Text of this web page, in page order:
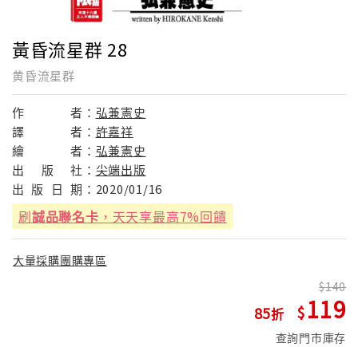
黃昏流星群 28
黄昏流星群
作 者： 弘兼憲史
譯
者： 許嘉祥
繪
者： 弘兼憲史
出
版 社： 尖端出版
出 版 日 期： 2020/01/16
刷誠品聯名卡 ，天天享最高7%回饋
大量採購團購專區
85
140
119
查詢門市庫存